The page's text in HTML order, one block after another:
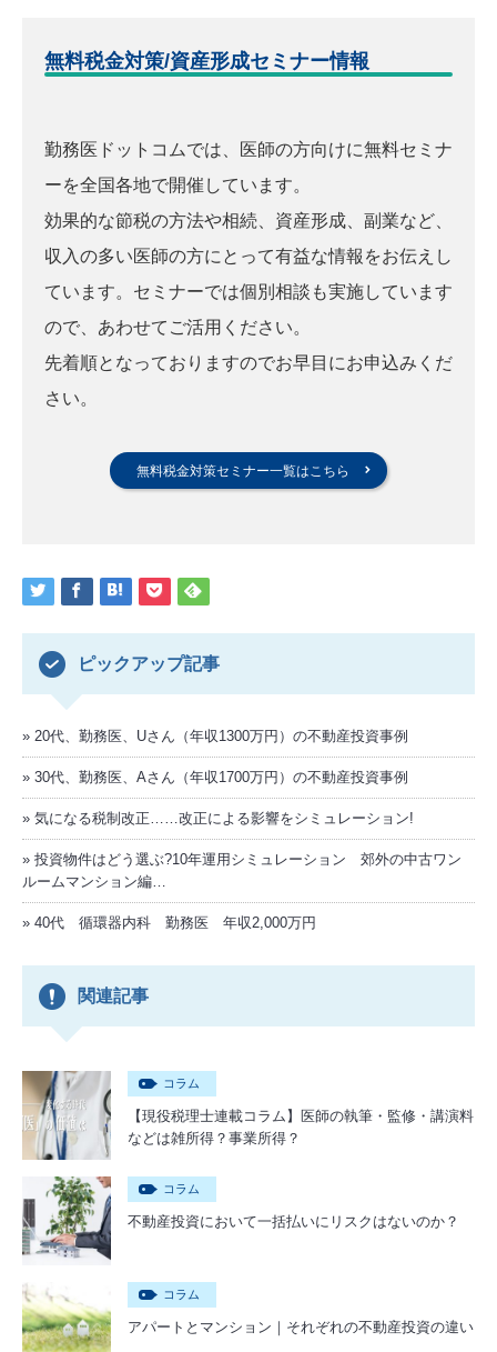
無料税金対策/資産形成セミナー情報
勤務医ドットコムでは、医師の方向けに無料セミナ
ーを全国各地で開催しています。
効果的な節税の方法や相続、資産形成、副業など、
収入の多い医師の方にとって有益な情報をお伝えし
ています。セミナーでは個別相談も実施しています
ので、あわせてご活用ください。
先着順となっておりますのでお早目にお申込みくだ
さい。
無料税金対策セミナー一覧はこちら
ピックアップ記事
20代、勤務医、Uさん（年収1300万円）の不動産投資事例
30代、勤務医、Aさん（年収1700万円）の不動産投資事例
気になる税制改正……改正による影響をシミュレーション!
投資物件はどう選ぶ?10年運用シミュレーション 郊外の中古ワン
ルームマンション編…
40代 循環器内科 勤務医 年収2,000万円
関連記事
コラム
【現役税理士連載コラム】医師の執筆・監修・講演料
などは雑所得？事業所得？
コラム
不動産投資において一括払いにリスクはないのか？
コラム
アパートとマンション｜それぞれの不動産投資の違い